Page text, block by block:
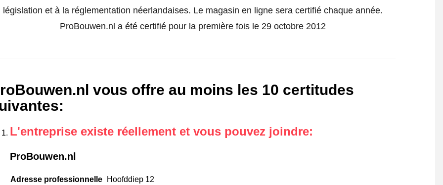
législation et à la réglementation néerlandaises. Le magasin en ligne sera certifié chaque année.
ProBouwen.nl a été certifié pour la première fois le 29 octobre 2012
vous offre au moins les 10 certitudes
:
L'entreprise existe réellement et vous pouvez joindre:
ProBouwen.nl
Adresse professionnelle
Hoofddiep 12